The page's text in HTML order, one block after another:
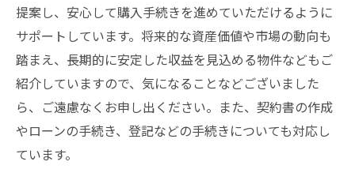
提案し、安心して購入手続きを進めていただけるように
サポートしています。将来的な資産価値や市場の動向も
踏まえ、長期的に安定した収益を見込める物件などもご
紹介していますので、気になることなどございました
ら、ご遠慮なくお申し出ください。また、契約書の作成
やローンの手続き、登記などの手続きについても対応し
ています。